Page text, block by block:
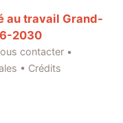
au travail Grand-
2030
contacter•
• Crédits